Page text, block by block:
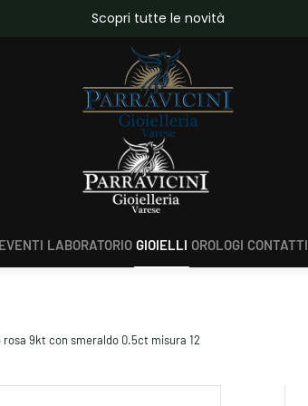
Scopri tutte le novità
EVENTI LABORATORIO GIOIELLI OROLOGI CONTATTI
9kt con smeraldo 0.5ct misura 12